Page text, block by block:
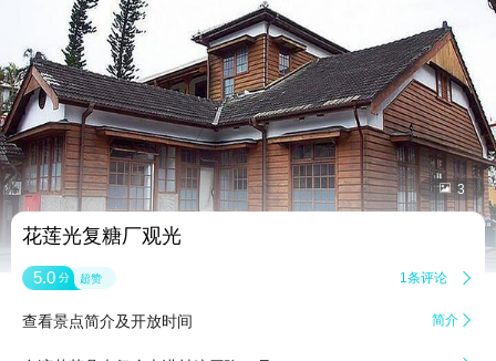
 3
花莲光复糖厂观光
5.0 分 超赞 1条评论 
查看景点简介及开放时间 简介 